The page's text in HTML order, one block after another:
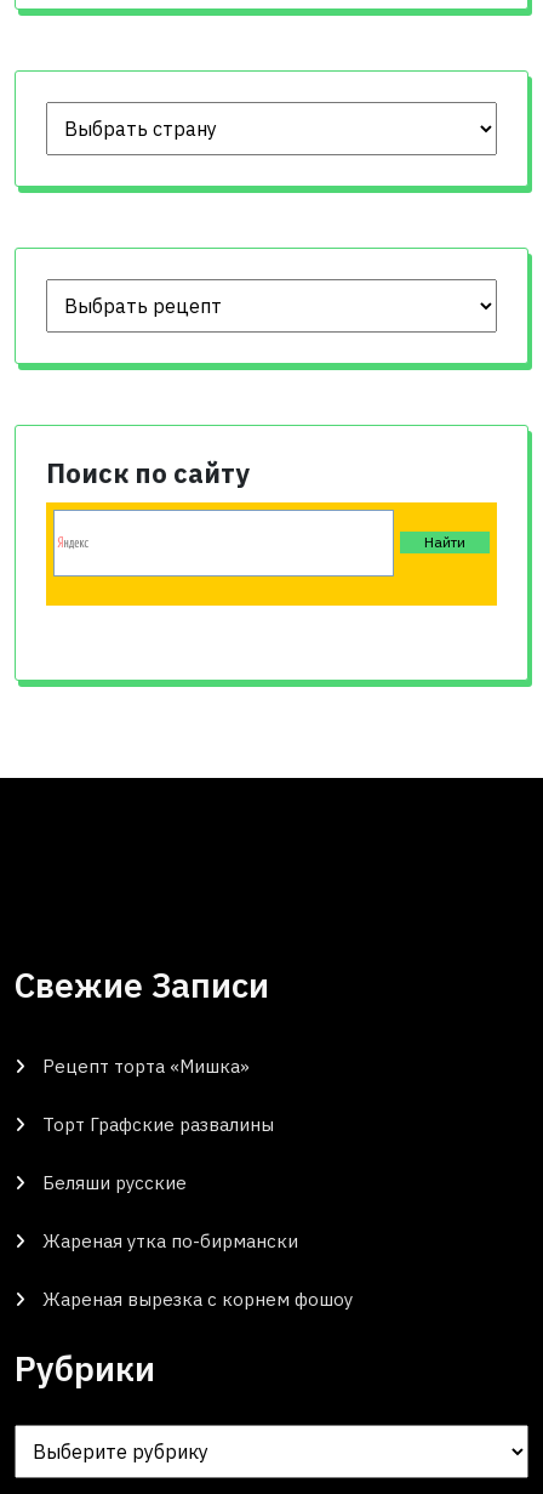
Поиск по сайту
Свежие Записи
Рецепт торта «Мишка»
Торт Графские развалины
Беляши русские
Жареная утка по-бирмански
Жареная вырезка с корнем фошоу
Рубрики
Рубрики